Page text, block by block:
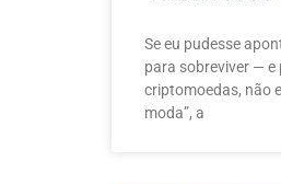
Se eu pudesse
para sobreviver —
criptomoedas, não
moda”, a